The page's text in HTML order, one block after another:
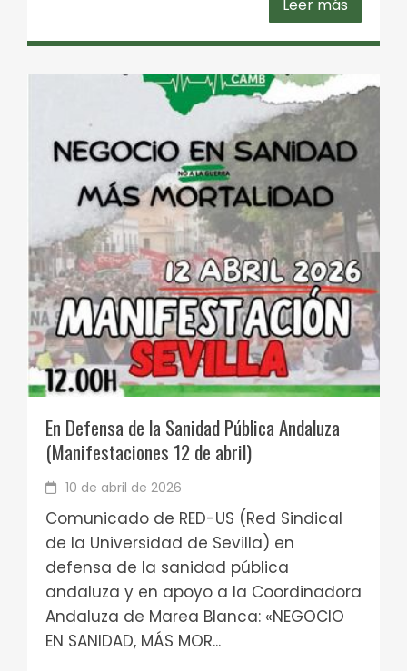
Leer más
En Defensa de la Sanidad Pública Andaluza
(Manifestaciones 12 de abril)
10 de abril de 2026
Comunicado de RED-US (Red Sindical
de la Universidad de Sevilla) en
defensa de la sanidad pública
andaluza y en apoyo a la Coordinadora
Andaluza de Marea Blanca: «NEGOCIO
EN SANIDAD, MÁS MOR...